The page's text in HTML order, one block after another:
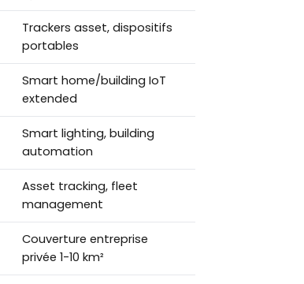
Trackers asset, dispositifs
portables
Smart home/building IoT
extended
Smart lighting, building
automation
Asset tracking, fleet
management
Couverture entreprise
privée 1-10 km²